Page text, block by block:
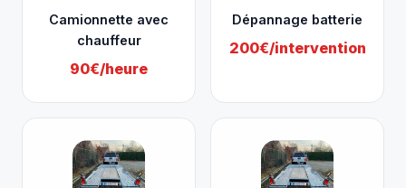
Camionnette avec
chauffeur
90€/heure
Dépannage batterie
200€/intervention